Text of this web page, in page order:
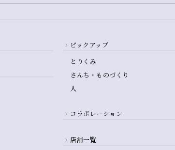
ピックアップ
とりくみ
さんち・ものづくり
人
コラボレーション
店舗一覧